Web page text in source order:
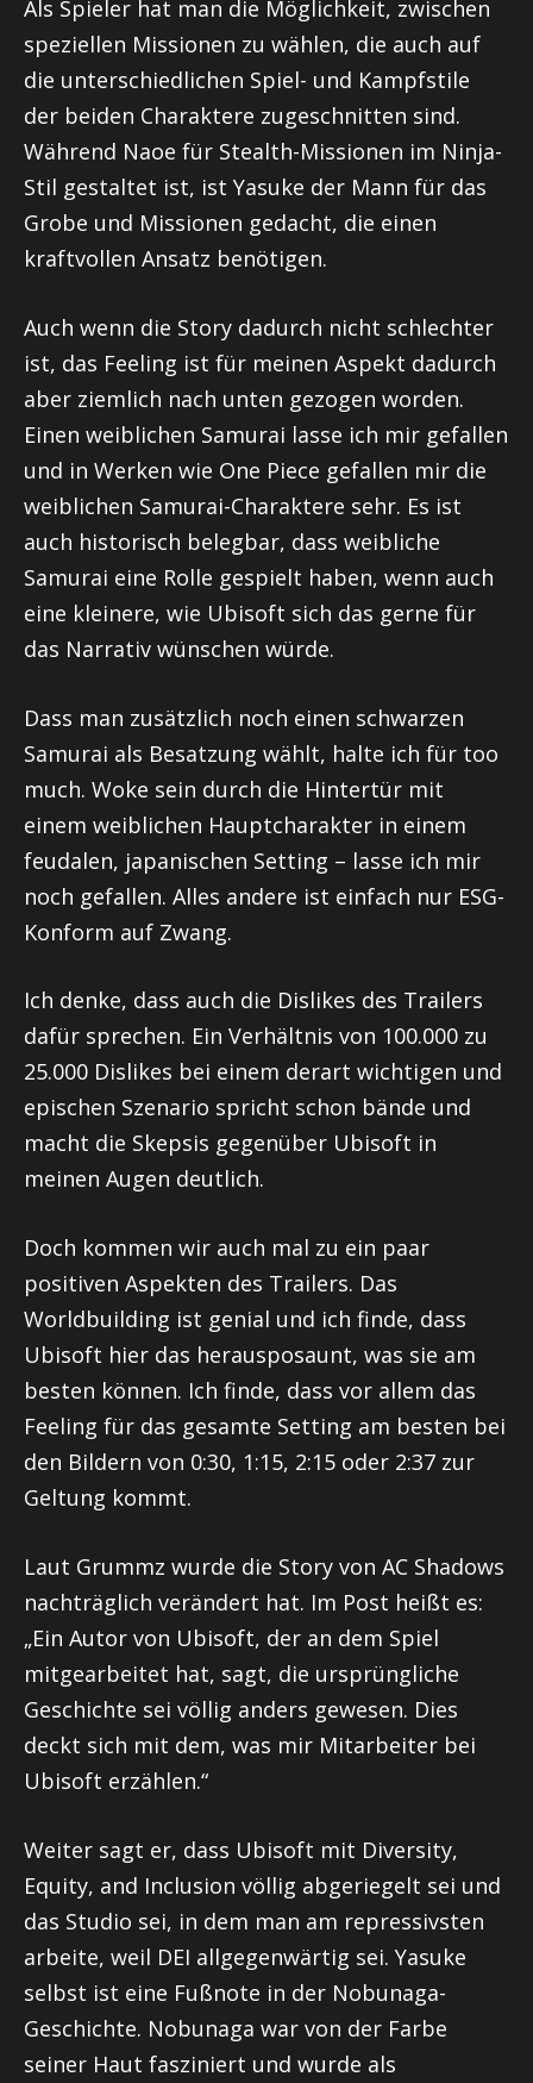
Als Spieler hat man die Möglichkeit, zwischen
speziellen Missionen zu wählen, die auch auf
die unterschiedlichen Spiel- und Kampfstile
der beiden Charaktere zugeschnitten sind.
Während Naoe für Stealth-Missionen im Ninja-
Stil gestaltet ist, ist Yasuke der Mann für das
Grobe und Missionen gedacht, die einen
kraftvollen Ansatz benötigen.
Auch wenn die Story dadurch nicht schlechter
ist, das Feeling ist für meinen Aspekt dadurch
aber ziemlich nach unten gezogen worden.
Einen weiblichen Samurai lasse ich mir gefallen
und in Werken wie One Piece gefallen mir die
weiblichen Samurai-Charaktere sehr. Es ist
auch historisch belegbar, dass weibliche
Samurai eine Rolle gespielt haben, wenn auch
eine kleinere, wie Ubisoft sich das gerne für
das Narrativ wünschen würde.
Dass man zusätzlich noch einen schwarzen
Samurai als Besatzung wählt, halte ich für too
much. Woke sein durch die Hintertür mit
einem weiblichen Hauptcharakter in einem
feudalen, japanischen Setting – lasse ich mir
noch gefallen. Alles andere ist einfach nur ESG-
Konform auf Zwang.
Ich denke, dass auch die Dislikes des Trailers
dafür sprechen. Ein Verhältnis von 100.000 zu
25.000 Dislikes bei einem derart wichtigen und
epischen Szenario spricht schon bände und
macht die Skepsis gegenüber Ubisoft in
meinen Augen deutlich.
Doch kommen wir auch mal zu ein paar
positiven Aspekten des Trailers. Das
Worldbuilding ist genial und ich finde, dass
Ubisoft hier das herausposaunt, was sie am
besten können. Ich finde, dass vor allem das
Feeling für das gesamte Setting am besten bei
den Bildern von 0:30, 1:15, 2:15 oder 2:37 zur
Geltung kommt.
Laut Grummz wurde die Story von AC Shadows
nachträglich verändert hat. Im Post heißt es:
„Ein Autor von Ubisoft, der an dem Spiel
mitgearbeitet hat, sagt, die ursprüngliche
Geschichte sei völlig anders gewesen. Dies
deckt sich mit dem, was mir Mitarbeiter bei
Ubisoft erzählen.“
Weiter sagt er, dass Ubisoft mit Diversity,
Equity, and Inclusion völlig abgeriegelt sei und
das Studio sei, in dem man am repressivsten
arbeite, weil DEI allgegenwärtig sei. Yasuke
selbst ist eine Fußnote in der Nobunaga-
Geschichte. Nobunaga war von der Farbe
seiner Haut fasziniert und wurde als